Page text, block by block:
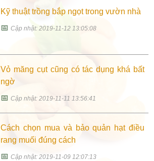
Kỹ thuật trồng bắp ngọt trong vườn nhà
📅Cập nhật: 2019-11-12 13:05:08
Vỏ măng cụt cũng có tác dụng khá bất
ngờ
📅Cập nhật: 2019-11-11 13:56:41
Cách chọn mua và bảo quản hạt điều
rang muối đúng cách
📅Cập nhật: 2019-11-09 12:07:13